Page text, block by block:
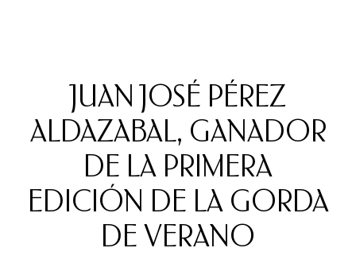
JUAN JOSÉ PÉREZ
ALDAZABAL, GANADOR
DE LA PRIMERA
EDICIÓN DE LA GORDA
DE VERANO